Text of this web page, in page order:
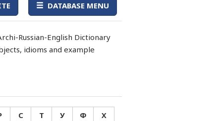
DATABASE MENU
Russian-English Dictionary
idioms and example
С Т У Ф Х